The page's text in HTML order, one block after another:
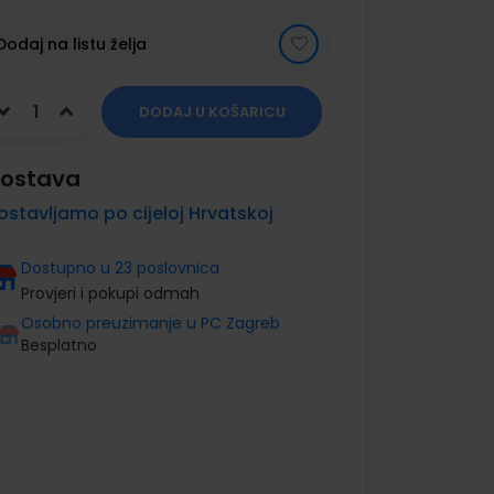
na listu želja
DODAJ U KOŠARICU
po cijeloj Hrvatskoj
Dostupno u 23 poslovnica
Provjeri i pokupi odmah
Osobno preuzimanje u PC Zagreb
Besplatno